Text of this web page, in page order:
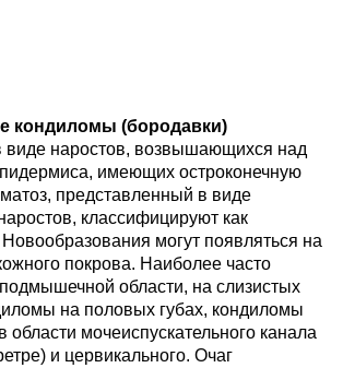
кондиломы (бородавки)
виде наростов, возвышающихся над
имеющих остроконечную
представленный в виде
классифицируют как
могут появляться на
покрова. Наиболее часто
области, на слизистых
на половых губах, кондиломы
области мочеиспускательного канала
и цервикального. Очаг